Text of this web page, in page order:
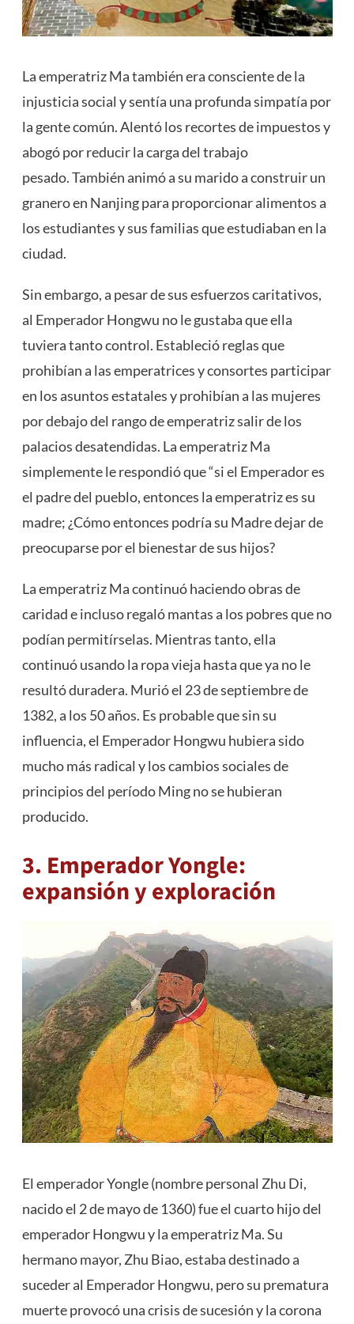
La emperatriz Ma también era consciente de la
injusticia social y sentía una profunda simpatía por
la gente común. Alentó los recortes de impuestos y
abogó por reducir la carga del trabajo
pesado. También animó a su marido a construir un
granero en Nanjing para proporcionar alimentos a
los estudiantes y sus familias que estudiaban en la
ciudad.
Sin embargo, a pesar de sus esfuerzos caritativos,
al Emperador Hongwu no le gustaba que ella
tuviera tanto control. Estableció reglas que
prohibían a las emperatrices y consortes participar
en los asuntos estatales y prohibían a las mujeres
por debajo del rango de emperatriz salir de los
palacios desatendidas. La emperatriz Ma
simplemente le respondió que “si el Emperador es
el padre del pueblo, entonces la emperatriz es su
madre; ¿Cómo entonces podría su Madre dejar de
preocuparse por el bienestar de sus hijos?
La emperatriz Ma continuó haciendo obras de
caridad e incluso regaló mantas a los pobres que no
podían permitírselas. Mientras tanto, ella
continuó usando la ropa vieja hasta que ya no le
resultó duradera. Murió el 23 de septiembre de
1382, a los 50 años. Es probable que sin su
influencia, el Emperador Hongwu hubiera sido
mucho más radical y los cambios sociales de
principios del período Ming no se hubieran
producido.
3. Emperador Yongle:
expansión y exploración
El emperador Yongle (nombre personal Zhu Di,
nacido el 2 de mayo de 1360) fue el cuarto hijo del
emperador Hongwu y la emperatriz Ma. Su
hermano mayor, Zhu Biao, estaba destinado a
suceder al Emperador Hongwu, pero su prematura
muerte provocó una crisis de sucesión y la corona